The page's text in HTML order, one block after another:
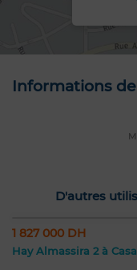
Informations
D'autres
1 827 000 DH
Hay Almassira 2 à